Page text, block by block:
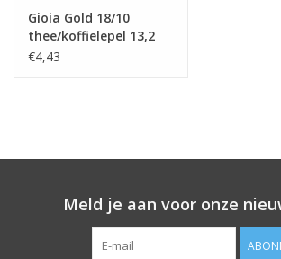
Gioia Gold 18/10
thee/koffielepel 13,2
cm
€4,43
Meld je aan voor onze